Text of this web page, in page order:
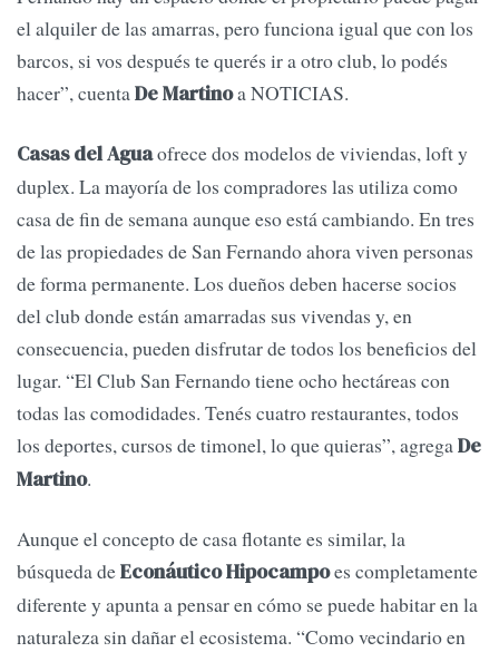
el alquiler de las amarras, pero funciona igual que con los
barcos, si vos después te querés ir a otro club, lo podés
hacer”, cuentaDe Martinoa NOTICIAS.
Casas del Aguaofrece dos modelos de viviendas, loft y
duplex. La mayoría de los compradores las utiliza como
casa de fin de semana aunque eso está cambiando. En tres
de las propiedades de San Fernando ahora viven personas
de forma permanente. Los dueños deben hacerse socios
del club donde están amarradas sus vivendas y, en
consecuencia, pueden disfrutar de todos los beneficios del
lugar. “El Club San Fernando tiene ocho hectáreas con
todas las comodidades. Tenés cuatro restaurantes, todos
los deportes, cursos de timonel, lo que quieras”, agregaDe
Martino.
Aunque el concepto de casa flotante es similar, la
búsqueda deEconáutico Hipocampoes completamente
diferente y apunta a pensar en cómo se puede habitar en la
naturaleza sin dañar el ecosistema. “Como vecindario en